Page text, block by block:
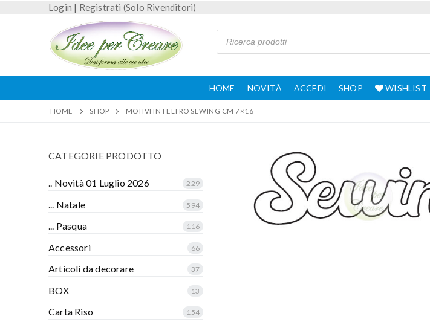
Login | Registrati (Solo Rivenditori)
HOME NOVITÀ ACCEDI SHOP WISHLIST
HOME SHOP MOTIVI IN FELTRO SEWING CM 7×16
CATEGORIE PRODOTTO
.. Novità 01 Luglio 2026 229
... Natale 594
... Pasqua 116
Accessori 66
Articoli da decorare 37
BOX 13
Carta Riso 154